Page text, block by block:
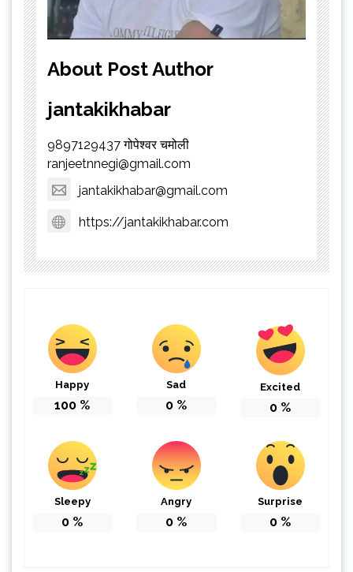
About Post Author
jantakikhabar
9897129437 गोपेश्वर चमोली
ranjeetnnegi@gmail.com
jantakikhabar@gmail.com
https://jantakikhabar.com
Happy
100 %
Sad
0 %
Excited
0 %
Sleepy
0 %
Angry
0 %
Surprise
0 %